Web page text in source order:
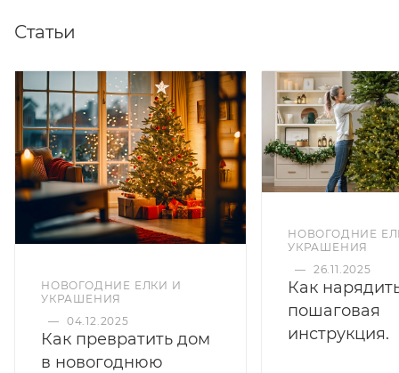
Статьи
НОВОГОДНИЕ ЕЛКИ И
УКРАШЕНИЯ
— 04.12.2025
Как превратить дом
в новогоднюю
НОВОГОДНИЕ
УКРАШЕНИЯ
— 26.11.2025
Как
пошаговая
инструкция.